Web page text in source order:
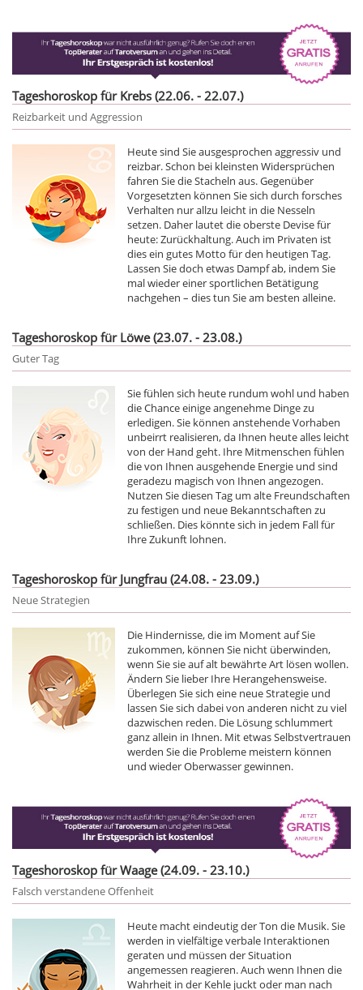
Tageshoroskop für Krebs (22.06. - 22.07.)
Reizbarkeit und Aggression
Heute sind Sie ausgesprochen aggressiv und
reizbar. Schon bei kleinsten Widersprüchen
fahren Sie die Stacheln aus. Gegenüber
Vorgesetzten können Sie sich durch forsches
Verhalten nur allzu leicht in die Nesseln
setzen. Daher lautet die oberste Devise für
heute: Zurückhaltung. Auch im Privaten ist
dies ein gutes Motto für den heutigen Tag.
Lassen Sie doch etwas Dampf ab, indem Sie
mal wieder einer sportlichen Betätigung
nachgehen – dies tun Sie am besten alleine.
Tageshoroskop für Löwe (23.07. - 23.08.)
Guter Tag
Sie fühlen sich heute rundum wohl und haben
die Chance einige angenehme Dinge zu
erledigen. Sie können anstehende Vorhaben
unbeirrt realisieren, da Ihnen heute alles leicht
von der Hand geht. Ihre Mitmenschen fühlen
die von Ihnen ausgehende Energie und sind
geradezu magisch von Ihnen angezogen.
Nutzen Sie diesen Tag um alte Freundschaften
zu festigen und neue Bekanntschaften zu
schließen. Dies könnte sich in jedem Fall für
Ihre Zukunft lohnen.
Tageshoroskop für Jungfrau (24.08. - 23.09.)
Neue Strategien
Die Hindernisse, die im Moment auf Sie
zukommen, können Sie nicht überwinden,
wenn Sie sie auf alt bewährte Art lösen wollen.
Ändern Sie lieber Ihre Herangehensweise.
Überlegen Sie sich eine neue Strategie und
lassen Sie sich dabei von anderen nicht zu viel
dazwischen reden. Die Lösung schlummert
ganz allein in Ihnen. Mit etwas Selbstvertrauen
werden Sie die Probleme meistern können
und wieder Oberwasser gewinnen.
Tageshoroskop für Waage (24.09. - 23.10.)
Falsch verstandene Offenheit
Heute macht eindeutig der Ton die Musik. Sie
werden in vielfältige verbale Interaktionen
geraten und müssen der Situation
angemessen reagieren. Auch wenn Ihnen die
Wahrheit in der Kehle juckt oder man nach